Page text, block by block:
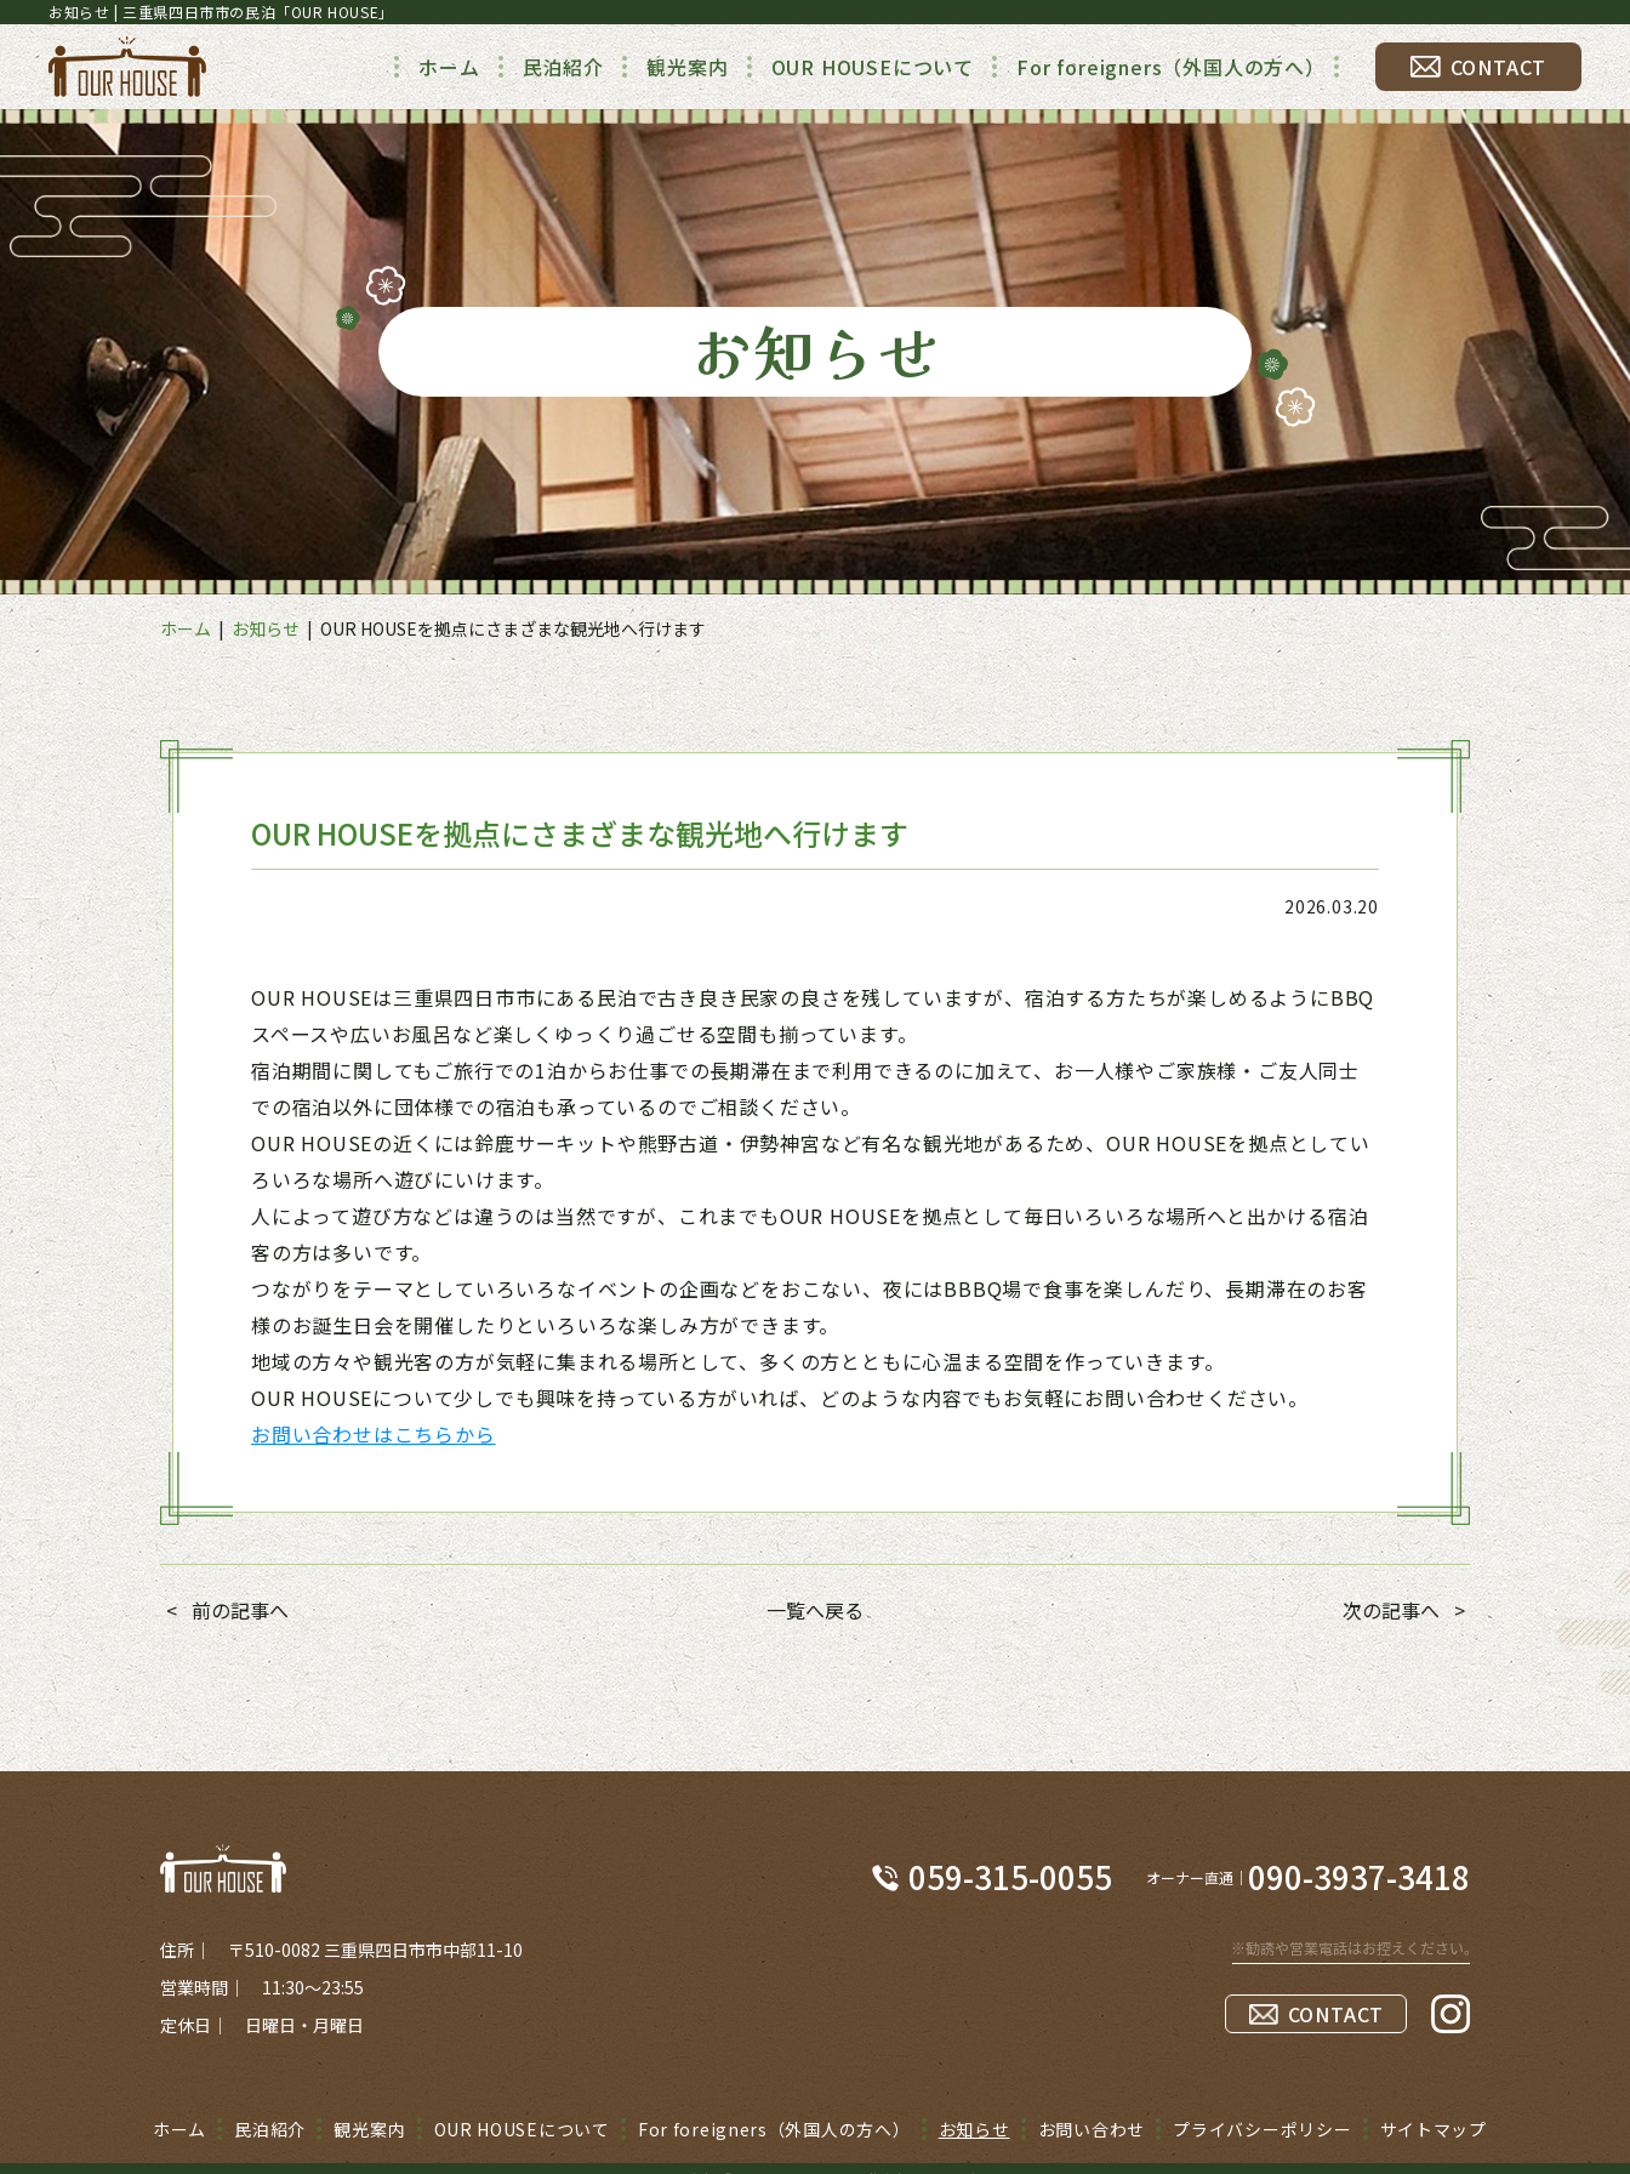
お知らせ | 三重県四日市市の民泊「OUR HOUSE」
ホーム 民泊紹介 観光案内 OUR HOUSEについて For foreigners（外国人の方へ） CONTACT
お知らせ
ホーム お知らせ OUR HOUSEを拠点にさまざまな観光地へ行けます
OUR HOUSEを拠点にさまざまな観光地へ行けます
2026.03.20
OUR HOUSEは三重県四日市市にある民泊で古き良き民家の良さを残していますが、宿泊する方たちが楽しめるようにBBQ
スペースや広いお風呂など楽しくゆっくり過ごせる空間も揃っています。
宿泊期間に関してもご旅行での1泊からお仕事での長期滞在まで利用できるのに加えて、お一人様やご家族様・ご友人同士
での宿泊以外に団体様での宿泊も承っているのでご相談ください。
OUR HOUSEの近くには鈴鹿サーキットや熊野古道・伊勢神宮など有名な観光地があるため、OUR HOUSEを拠点としてい
ろいろな場所へ遊びにいけます。
人によって遊び方などは違うのは当然ですが、これまでもOUR HOUSEを拠点として毎日いろいろな場所へと出かける宿泊
客の方は多いです。
つながりをテーマとしていろいろなイベントの企画などをおこない、夜にはBBBQ場で食事を楽しんだり、長期滞在のお客
様のお誕生日会を開催したりといろいろな楽しみ方ができます。
地域の方々や観光客の方が気軽に集まれる場所として、多くの方とともに心温まる空間を作っていきます。
OUR HOUSEについて少しでも興味を持っている方がいれば、どのような内容でもお気軽にお問い合わせください。
お問い合わせはこちらから
前の記事へ 一覧へ戻る 次の記事へ
住所
〒510-0082 三重県四日市市中部11-10
営業時間
11:30～23:55
定休日
日曜日・月曜日
059-315-0055 オーナー直通 090-3937-3418
CONTACT
ホーム 民泊紹介 観光案内 OUR HOUSEについて For foreigners（外国人の方へ） お知らせ お問い合わせ プライバシーポリシー サイトマップ